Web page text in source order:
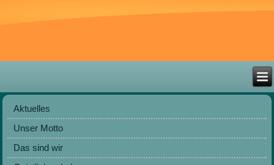
Aktuelles
Unser Motto
Das sind wir